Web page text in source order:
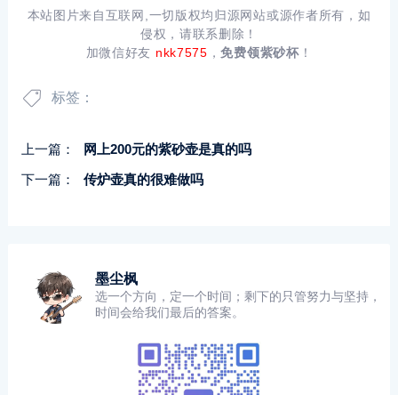
本站图片来自互联网,一切版权均归源网站或源作者所有，如
侵权，请联系删除！
加微信好友 nkk7575 ，免费领紫砂杯！
标签：
上一篇：
网上200元的紫砂壶是真的吗
下一篇：
传炉壶真的很难做吗
墨尘枫
选一个方向，定一个时间；剩下的只管努力与坚持，
时间会给我们最后的答案。